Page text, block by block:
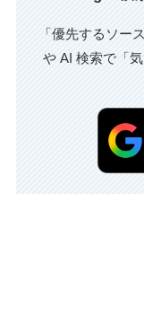
「優先するソー
や AI 検索で「